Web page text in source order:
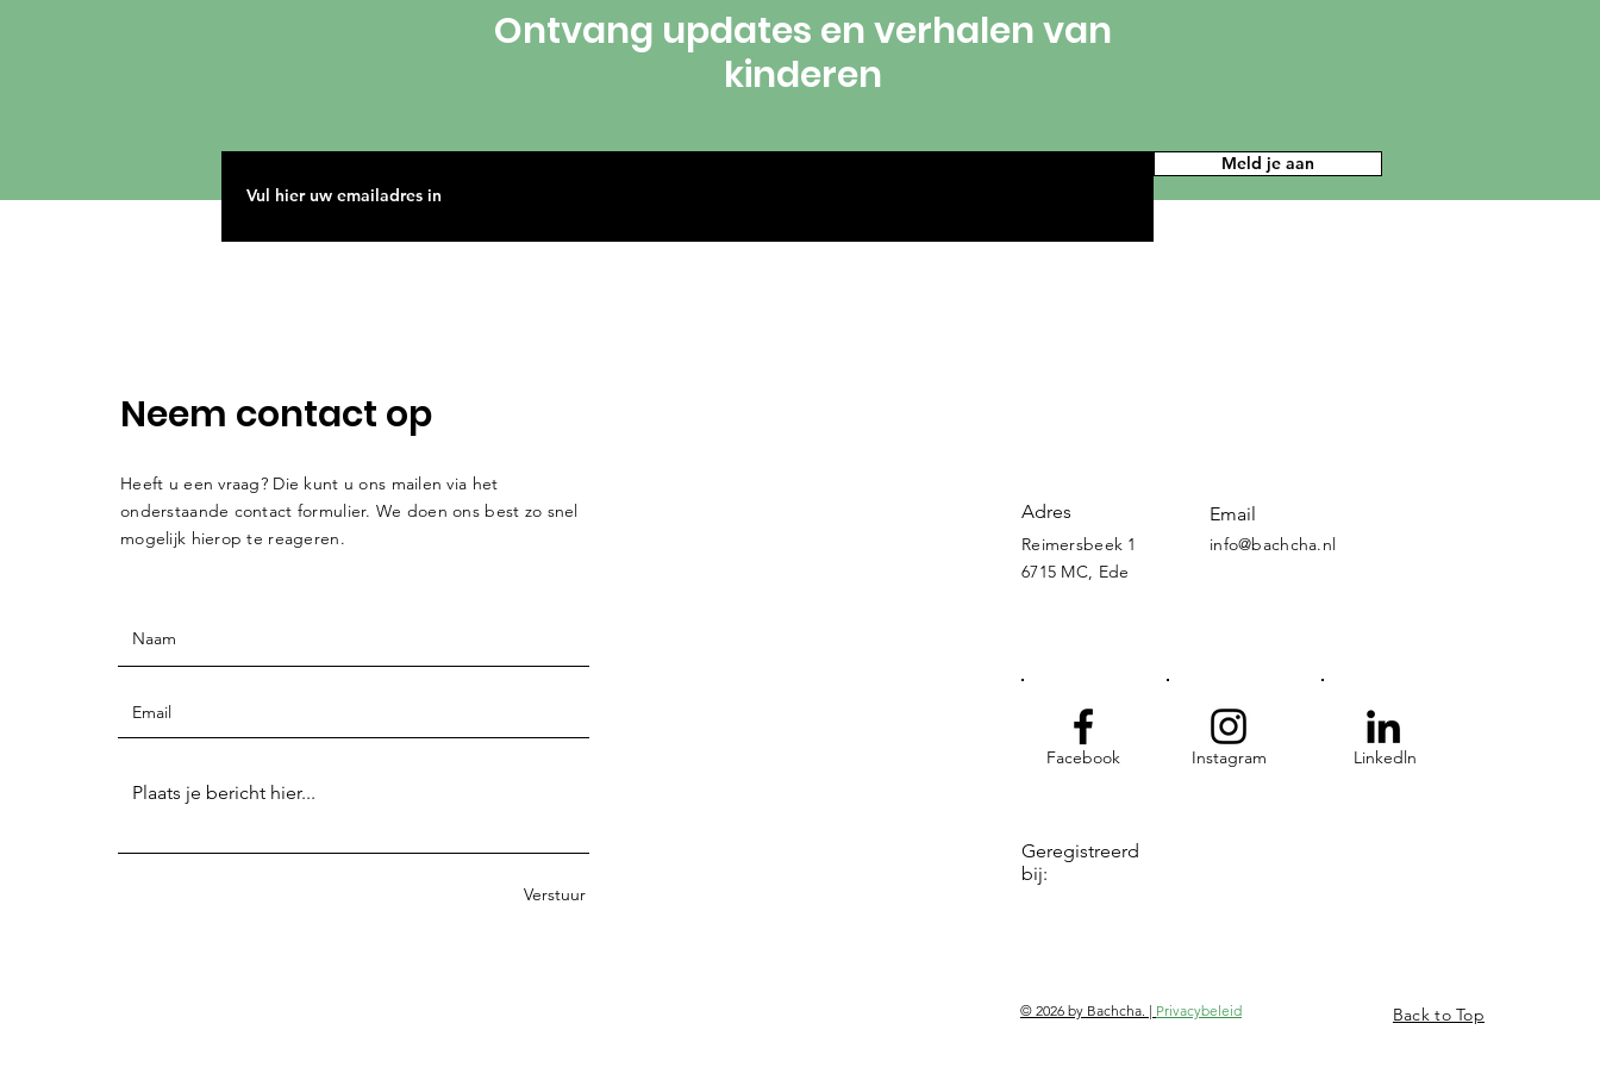
Ontvang updates en verhalen van
kinderen
Meld je aan
Neem contact op
Heeft u een vraag? Die kunt u ons mailen via het
onderstaande contact formulier. We doen ons best zo snel
mogelijk hierop te reageren.
Verstuur
Adres Email
Reimersbeek 1
6715 MC, Ede
info@bachcha.nl
Facebook Instagram Linkedln
Geregistreerd
bij:
© 2026 by Bachcha. | Privacybeleid Back to Top